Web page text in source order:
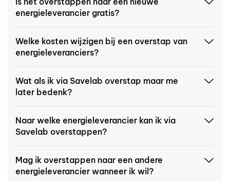
energieleverancier gratis?
Welke kosten wijzigen bij een overstap van
energieleveranciers?
Wat als ik via Savelab overstap maar me
later bedenk?
Naar welke energieleverancier kan ik via
Savelab overstappen?
Mag ik overstappen naar een andere
energieleverancier wanneer ik wil?